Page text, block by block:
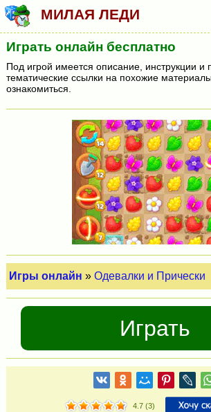
МИЛАЯ ЛЕДИ
Играть онлайн бесплатно
Под игрой имеется описание, инструкции и
тематические ссылки на похожие
ознакомиться.
Игры онлайн »Одевалки и Прически
Играть
4.7(3)